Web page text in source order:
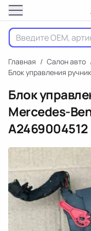
Главная / Салон авто
Блок управления
Блок
Mercedes-
A2469004512